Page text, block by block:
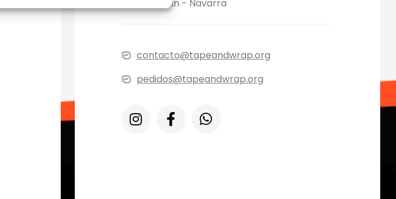
31194 Oricain - Navarra
contacto@tapeandwrap.org
pedidos@tapeandwrap.org